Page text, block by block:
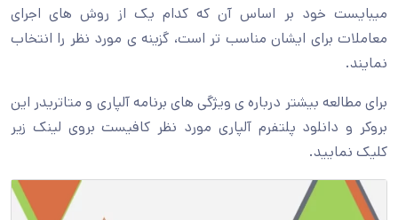
میبایست خود بر اساس آن که کدام یک از روش های اجرای
معاملات برای ایشان مناسب تر است، گزینه ی مورد نظر را انتخاب
نمایند.
برای مطالعه بیشتر درباره ی ویژگی های برنامه آلپاری و متاتریدر این
بروکر و دانلود پلتفرم آلپاری مورد نظر کافیست بروی لینک زیر
کلیک نمایید.